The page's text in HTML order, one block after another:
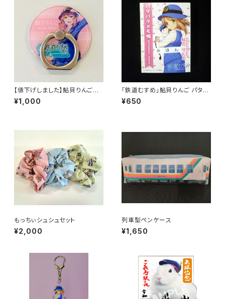
【値下げしました】鮎貝りんごス
マホリング（丸型）
¥1,000
「鉄道むすめ」鮎貝りんご パタパ
タメモ帳
¥650
もっちぃシュシュセット
¥2,000
列車型ペンケース
¥1,650